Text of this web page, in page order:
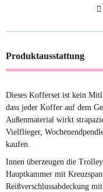
Produktausstattung
Dieses Kofferset ist kein
dass jeder Koffer auf dem
Außenmaterial wirkt
Vielflieger,
kaufen.
Innen überzeugen die
Hauptkammer mit
Reißverschlussabdeckung